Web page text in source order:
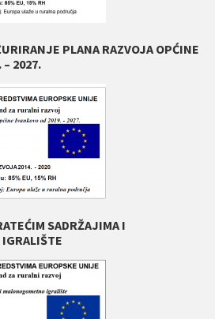
PLANA RAZVOJA OPĆINE
– 2027.
SADRŽAJIMA I